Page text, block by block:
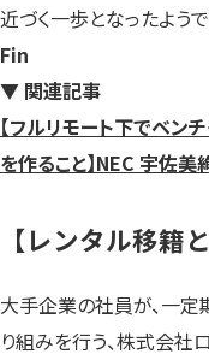
近づく一歩となったようで
Fin
▼ 関連記事
【フルリモート下でベン
を作ること】NEC 宇佐
【レンタル移籍
大手企業の社員が、一
り組みを行う、株式会社